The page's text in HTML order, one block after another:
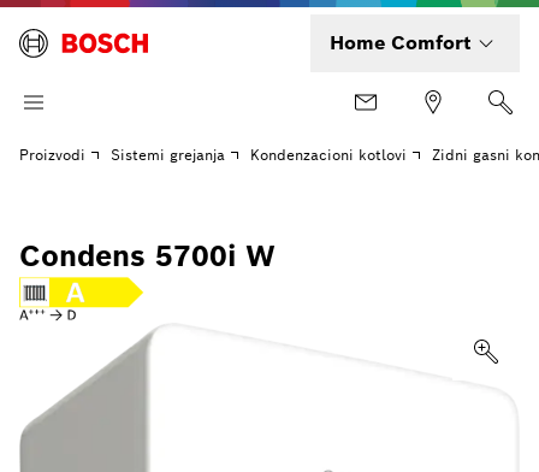
Home Comfort
Proizvodi Sistemi grejanja Kondenzacioni kotlovi Zidni gasni
Condens 5700i W